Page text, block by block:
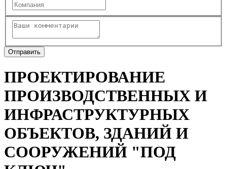
ПРОЕКТИРОВАНИЕ
ПРОИЗВОДСТВЕННЫХ И
ИНФРАСТРУКТУРНЫХ
ОБЪЕКТОВ, ЗДАНИЙ И
СООРУЖЕНИЙ "ПОД